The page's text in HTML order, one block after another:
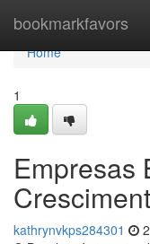
bookmarkfavors
Home
Home
1
Empresas
kathrynvkps284301